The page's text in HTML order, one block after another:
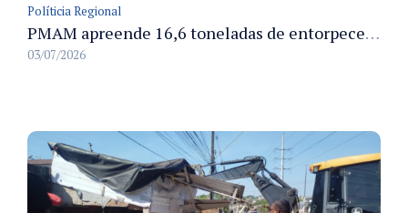
Políticia Regional
PMAM apreende 16,6 toneladas de entorpecentes e registra aumento nas prisões em flagrante e nas capturas de foragidos no primeiro semestre de 2026
03/07/2026